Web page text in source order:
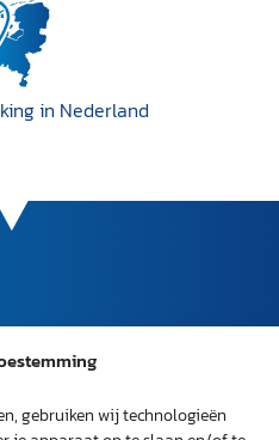
gebruiken wij technologieën
in Nederland